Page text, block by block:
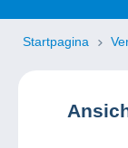
Startpagina